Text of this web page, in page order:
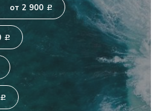
от 2 900 c
c
c